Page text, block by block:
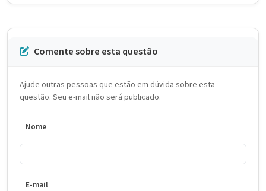
Comente sobre esta questão
Ajude outras pessoas que estão em dúvida sobre esta
questão. Seu e-mail não será publicado.
Nome
E-mail